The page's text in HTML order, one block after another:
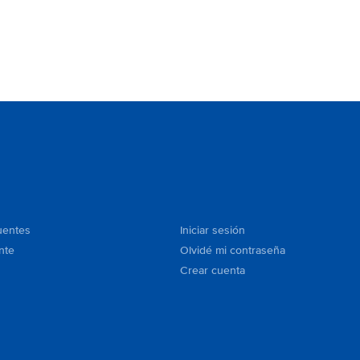
Iniciar sesión
Olvidé mi contraseña
Crear cuenta